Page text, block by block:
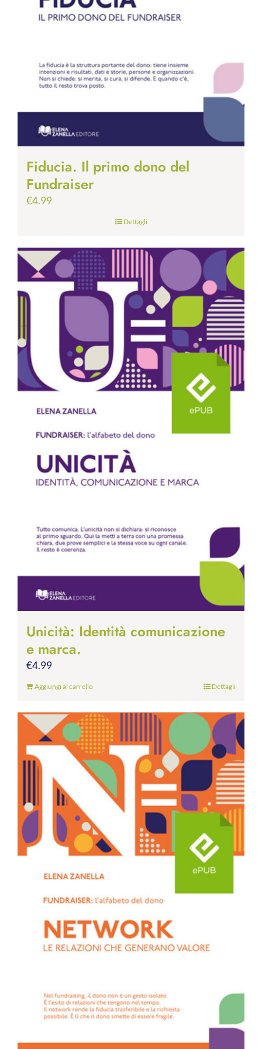
Fiducia. Il primo dono del
Fundraiser
€4.99
Dettagli
Unicità: Identità comunicazione
e marca.
€4.99
Aggiungi al carrello Dettagli